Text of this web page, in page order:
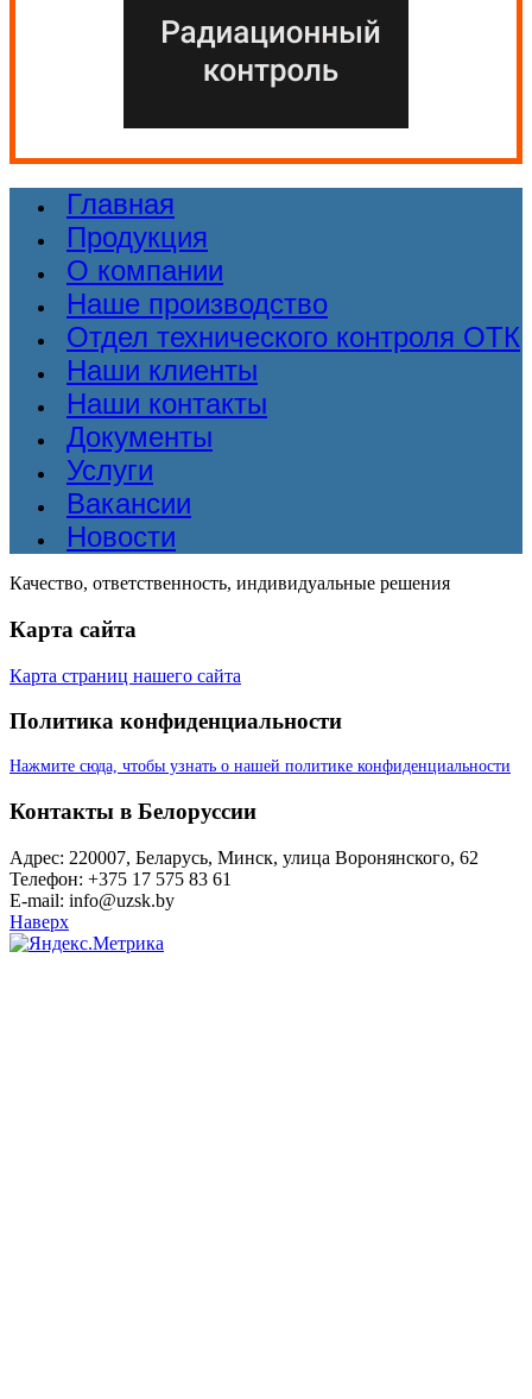
Главная
Продукция
О компании
Наше производство
Отдел технического контроля ОТК
Наши клиенты
Наши контакты
Документы
Услуги
Вакансии
Новости
Качество, ответственность, индивидуальные решения
Карта сайта
Карта страниц нашего сайта
Политика конфиденциальности
Нажмите сюда, чтобы узнать о нашей политике конфиденциальности
Контакты в Белоруссии
Адрес: 220007, Беларусь, Минск, улица Воронянского, 62
Телефон: +375 17 575 83 61
E-mail: info@uzsk.by
Наверх